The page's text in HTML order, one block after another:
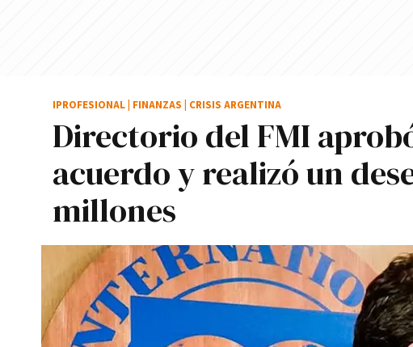
Directorio del FMI
acuerdo y realizó un
millones
IPROFESIONAL FINANZAS CRISIS ARGENTINA